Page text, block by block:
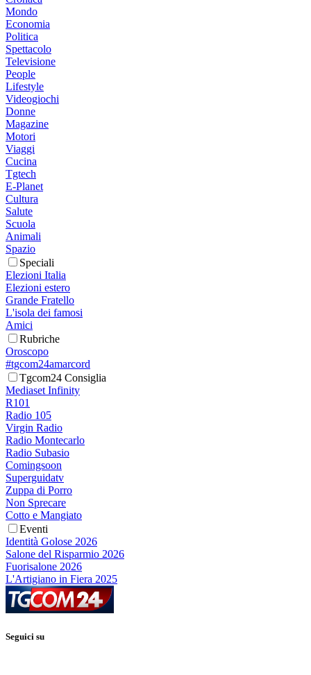
Mondo
Economia
Politica
Spettacolo
Televisione
People
Lifestyle
Videogiochi
Donne
Magazine
Motori
Viaggi
Cucina
Tgtech
E-Planet
Cultura
Salute
Scuola
Animali
Spazio
Speciali
Elezioni Italia
Elezioni estero
Grande Fratello
L'isola dei famosi
Amici
Rubriche
Oroscopo
#tgcom24amarcord
Tgcom24 Consiglia
Mediaset Infinity
R101
Radio 105
Virgin Radio
Radio Montecarlo
Radio Subasio
Comingsoon
Superguidatv
Zuppa di Porro
Non Sprecare
Cotto e Mangiato
Eventi
Identità Golose 2026
Salone del Risparmio 2026
Fuorisalone 2026
L'Artigiano in Fiera 2025
Seguici su